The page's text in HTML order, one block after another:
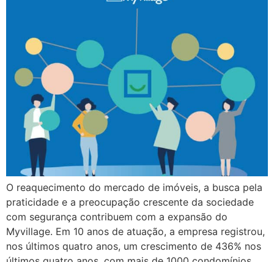
O reaquecimento do mercado de imóveis, a busca pela
praticidade e a preocupação crescente da sociedade
com segurança contribuem com a expansão do
Myvillage. Em 10 anos de atuação, a empresa registrou,
nos últimos quatro anos, um crescimento de 436% nos